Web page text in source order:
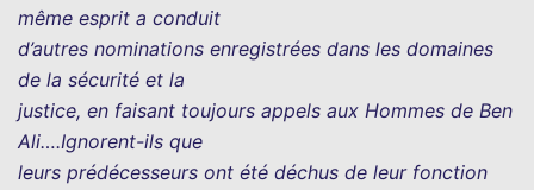
même esprit a conduit
d’autres nominations enregistrées dans les domaines
de la sécurité et la
justice, en faisant toujours appels aux Hommes de Ben
Ali….Ignorent-ils que
leurs prédécesseurs ont été déchus de leur fonction